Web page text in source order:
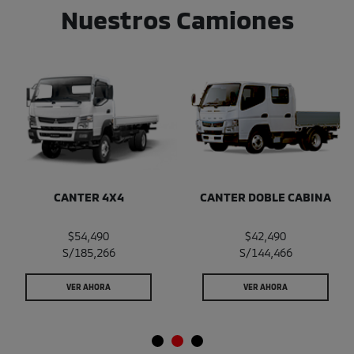
Nuestros Camiones
CANTER 4X4
$54,490
S/185,266
VER AHORA
CANTER DOBLE CABINA
$42,490
S/144,466
VER AHORA